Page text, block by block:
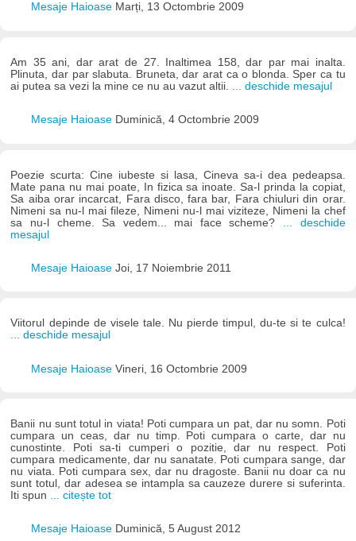
Mesaje Haioase Marți, 13 Octombrie 2009
Am 35 ani, dar arat de 27. Inaltimea 158, dar par mai inalta.
Plinuta, dar par slabuta. Bruneta, dar arat ca o blonda. Sper ca tu
ai putea sa vezi la mine ce nu au vazut altii.
... deschide mesajul
Mesaje Haioase Duminică, 4 Octombrie 2009
Poezie scurta: Cine iubeste si lasa, Cineva sa-i dea pedeapsa.
Mate pana nu mai poate, In fizica sa inoate. Sa-l prinda la copiat,
Sa aiba orar incarcat, Fara disco, fara bar, Fara chiuluri din orar.
Nimeni sa nu-l mai fileze, Nimeni nu-l mai viziteze, Nimeni la chef
sa nu-l cheme. Sa vedem... mai face scheme?
... deschide
mesajul
Mesaje Haioase Joi, 17 Noiembrie 2011
Viitorul depinde de visele tale. Nu pierde timpul, du-te si te culca!
... deschide mesajul
Mesaje Haioase Vineri, 16 Octombrie 2009
Banii nu sunt totul in viata! Poti cumpara un pat, dar nu somn. Poti
cumpara un ceas, dar nu timp. Poti cumpara o carte, dar nu
cunostinte. Poti sa-ti cumperi o pozitie, dar nu respect. Poti
cumpara medicamente, dar nu sanatate. Poti cumpara sange, dar
nu viata. Poti cumpara sex, dar nu dragoste. Banii nu doar ca nu
sunt totul, dar adesea se intampla sa cauzeze durere si suferinta.
Iti spun ... citește tot
Mesaje Haioase Duminică, 5 August 2012